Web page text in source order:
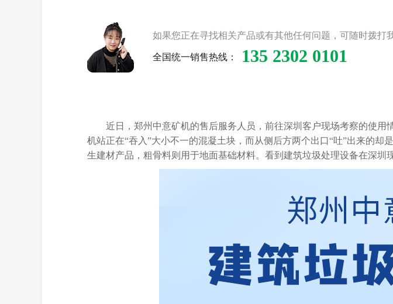
如果您正在寻找相关产品或有其他任何问题，可随时拨打
全国统一销售热线： 135 2302 0101
近日，郑州中意矿机的售后服务人员，前往深圳客户现场考察的使
机站正在“吞入”大小不一的混凝土块，而从侧后方两个出口“吐”出来的
生建材产品，粗骨料则用于地面基础材料。看到建筑垃圾处理设备在深圳